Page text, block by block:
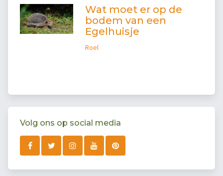
Wat moet er op de
bodem van een
Egelhuisje
Roel
Volg ons op social media